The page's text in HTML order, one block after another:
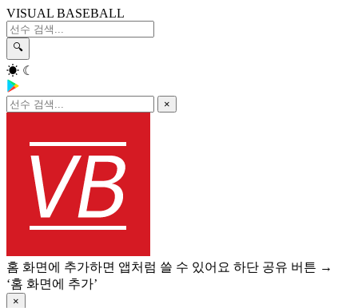
VISUAL BASEBALL
🔍
☀ ☾
×
홈 화면에 추가하면 앱처럼 쓸 수 있어요 하단 공유 버튼 →
‘홈 화면에 추가’
×